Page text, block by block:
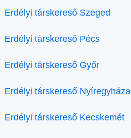
Erdélyi társkereső Szeged
Erdélyi társkereső Pécs
Erdélyi társkereső Győr
Erdélyi társkereső Nyíregyháza
Erdélyi társkereső Kecskemét